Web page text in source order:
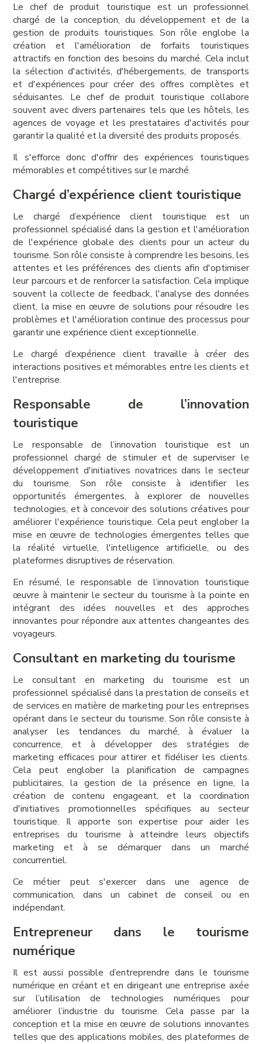
Le chef de produit touristique est un professionnel
chargé de la conception, du développement et de la
gestion de produits touristiques. Son rôle englobe la
création et l'amélioration de forfaits touristiques
attractifs en fonction des besoins du marché. Cela inclut
la sélection d'activités, d'hébergements, de transports
et d'expériences pour créer des offres complètes et
séduisantes. Le chef de produit touristique collabore
souvent avec divers partenaires tels que les hôtels, les
agences de voyage et les prestataires d'activités pour
garantir la qualité et la diversité des produits proposés.
Il s'efforce donc d'offrir des expériences touristiques
mémorables et compétitives sur le marché.
Chargé d’expérience client touristique
Le chargé d’expérience client touristique est un
professionnel spécialisé dans la gestion et l'amélioration
de l'expérience globale des clients pour un acteur du
tourisme. Son rôle consiste à comprendre les besoins, les
attentes et les préférences des clients afin d'optimiser
leur parcours et de renforcer la satisfaction. Cela implique
souvent la collecte de feedback, l'analyse des données
client, la mise en œuvre de solutions pour résoudre les
problèmes et l'amélioration continue des processus pour
garantir une expérience client exceptionnelle.
Le chargé d’expérience client travaille à créer des
interactions positives et mémorables entre les clients et
l'entreprise.
Responsable de l’innovation
touristique
Le responsable de l’innovation touristique est un
professionnel chargé de stimuler et de superviser le
développement d'initiatives novatrices dans le secteur
du tourisme. Son rôle consiste à identifier les
opportunités émergentes, à explorer de nouvelles
technologies, et à concevoir des solutions créatives pour
améliorer l'expérience touristique. Cela peut englober la
mise en œuvre de technologies émergentes telles que
la réalité virtuelle, l'intelligence artificielle, ou des
plateformes disruptives de réservation.
En résumé, le responsable de l’innovation touristique
œuvre à maintenir le secteur du tourisme à la pointe en
intégrant des idées nouvelles et des approches
innovantes pour répondre aux attentes changeantes des
voyageurs.
Consultant en marketing du tourisme
Le consultant en marketing du tourisme est un
professionnel spécialisé dans la prestation de conseils et
de services en matière de marketing pour les entreprises
opérant dans le secteur du tourisme. Son rôle consiste à
analyser les tendances du marché, à évaluer la
concurrence, et à développer des stratégies de
marketing efficaces pour attirer et fidéliser les clients.
Cela peut englober la planification de campagnes
publicitaires, la gestion de la présence en ligne, la
création de contenu engageant, et la coordination
d'initiatives promotionnelles spécifiques au secteur
touristique. Il apporte son expertise pour aider les
entreprises du tourisme à atteindre leurs objectifs
marketing et à se démarquer dans un marché
concurrentiel.
Ce métier peut s'exercer dans une agence de
communication, dans un cabinet de conseil ou en
indépendant.
Entrepreneur dans le tourisme
numérique
Il est aussi possible d’entreprendre dans le tourisme
numérique en créant et en dirigeant une entreprise axée
sur l’utilisation de technologies numériques pour
améliorer l’industrie du tourisme. Cela passe par la
conception et la mise en œuvre de solutions innovantes
telles que des applications mobiles, des plateformes de